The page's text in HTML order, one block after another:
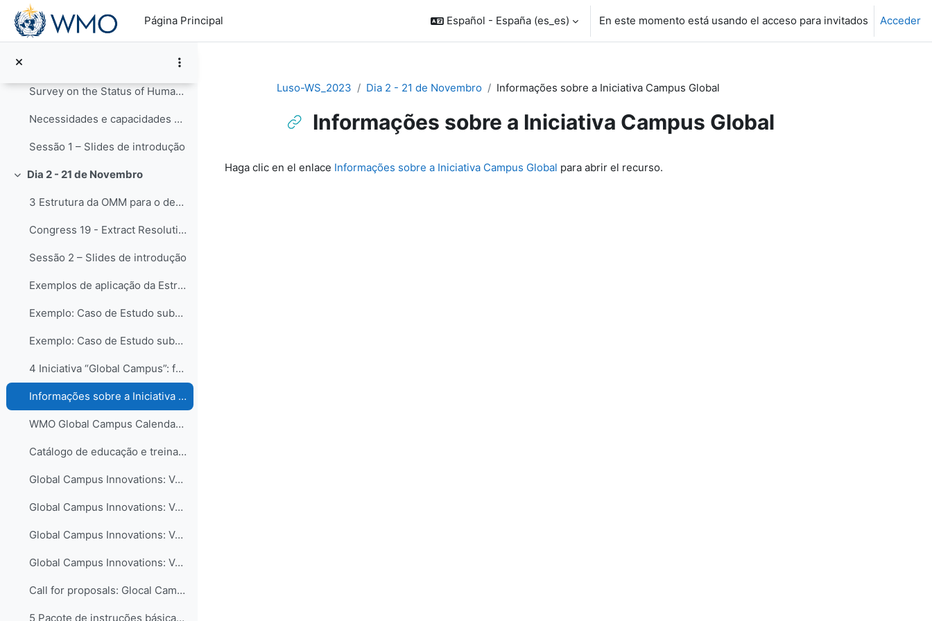
Salta al contenido principal
Página Principal
Español - España ‎(es_es)‎ En este momento está usando el acceso para invitados Acceder
Cerimônia de abertura
2 Visão geral dos desafiosEsta sessão apresentará ...
Survey on the Status of Human Resources in National Meteorological and Hydrological Services: Staff, Competencies and Qualifications (WMO-No. 1305)
Necessidades e capacidades de educação e treinamento - Enquete
Sessão 1 – Slides de introdução
Colapsar
Dia 2 - 21 de Novembro
3 Estrutura da OMM para o desenvolvimento de capac...
Congress 19 - Extract Resolution 36: WMO Capacity Development Framework (WCDF)
Sessão 2 – Slides de introdução
Exemplos de aplicação da Estrutura de Desenvolvime...
Exemplo: Caso de Estudo submetido pela RA-III
Exemplo: Caso de Estudo submetido pela RA-VI
4 Iniciativa “Global Campus”: formas de contribuir...
Informações sobre a Iniciativa Campus Global
WMO Global Campus Calendar of Events
Catálogo de educação e treinamento - COMET MetEd
Global Campus Innovations: Volume I – New Pedagogical Approaches
Global Campus Innovations: Volume II – Curriculum Advances
Global Campus Innovations: Volume III – Collaboration in Education and Training
Global Campus Innovations: Volume IV – Technology-enhanced Learning
Call for proposals: Glocal Campus Innovations 2nd edition
5 Pacote de instruções básicas para meteorologista...
Luso-WS_2023 Dia 2 - 21 de Novembro Informações sobre a Iniciativa Campus Global
Informações sobre a Iniciativa Campus Global
Haga clic en el enlace Informações sobre a Iniciativa Campus Global para abrir el recurso.